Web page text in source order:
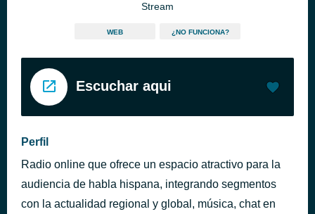
Stream
WEB ¿NO FUNCIONA?
Escuchar aqui
Perfil
Radio online que ofrece un espacio atractivo para la
audiencia de habla hispana, integrando segmentos
con la actualidad regional y global, música, chat en